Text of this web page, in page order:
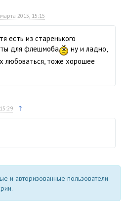
2015, 15:15
есть из старенького
для флешмоба
ну и ладно,
любоваться, тоже хорошее
↑
и авторизованные пользователи